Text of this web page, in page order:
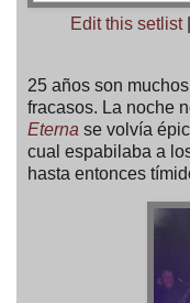
Edit this setlist|
25 años son
fracasos. La noche
Eterna se volvía
cual espabilaba a
hasta entonces